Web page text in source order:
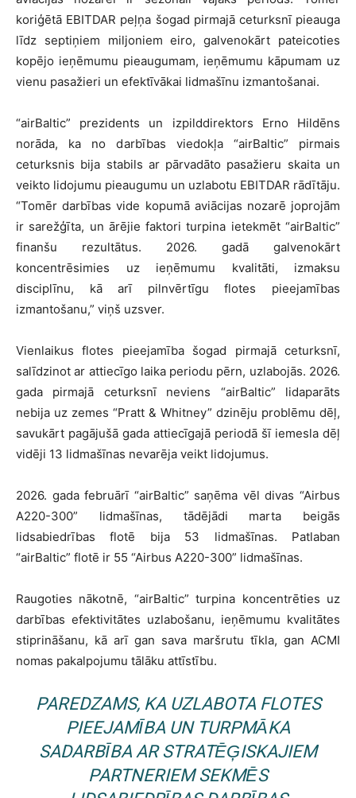
koriģētā EBITDAR peļņa šogad pirmajā ceturksnī pieauga
līdz septiņiem miljoniem eiro, galvenokārt pateicoties
kopējo ieņēmumu pieaugumam, ieņēmumu kāpumam uz
vienu pasažieri un efektīvākai lidmašīnu izmantošanai.
“airBaltic” prezidents un izpilddirektors Erno Hildēns
norāda, ka no darbības viedokļa “airBaltic” pirmais
ceturksnis bija stabils ar pārvadāto pasažieru skaita un
veikto lidojumu pieaugumu un uzlabotu EBITDAR rādītāju.
“Tomēr darbības vide kopumā aviācijas nozarē joprojām
ir sarežģīta, un ārējie faktori turpina ietekmēt “airBaltic”
finanšu rezultātus. 2026. gadā galvenokārt
koncentrēsimies uz ieņēmumu kvalitāti, izmaksu
disciplīnu, kā arī pilnvērtīgu flotes pieejamības
izmantošanu,” viņš uzsver.
Vienlaikus flotes pieejamība šogad pirmajā ceturksnī,
salīdzinot ar attiecīgo laika periodu pērn, uzlabojās. 2026.
gada pirmajā ceturksnī neviens “airBaltic” lidaparāts
nebija uz zemes “Pratt & Whitney” dzinēju problēmu dēļ,
savukārt pagājušā gada attiecīgajā periodā šī iemesla dēļ
vidēji 13 lidmašīnas nevarēja veikt lidojumus.
2026. gada februārī “airBaltic” saņēma vēl divas “Airbus
A220-300” lidmašīnas, tādējādi marta beigās
lidsabiedrības flotē bija 53 lidmašīnas. Patlaban
“airBaltic” flotē ir 55 “Airbus A220-300” lidmašīnas.
Raugoties nākotnē, “airBaltic” turpina koncentrēties uz
darbības efektivitātes uzlabošanu, ieņēmumu kvalitātes
stiprināšanu, kā arī gan sava maršrutu tīkla, gan ACMI
nomas pakalpojumu tālāku attīstību.
PAREDZAMS, KA UZLABOTA FLOTES
PIEEJAMĪBA UN TURPMĀKA
SADARBĪBA AR STRATĒĢISKAJIEM
PARTNERIEM SEKMĒS